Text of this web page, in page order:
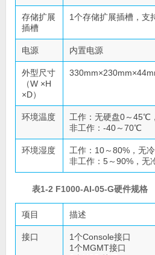
存储扩展
插槽
1个存储扩展插槽，支
电源 内置电源
外型尺寸
（W ×H
×D）
环境温度
工作：无硬盘0～45℃
非工作：-40～70℃
环境湿度
工作：10～80%，无
非工作：5～90%，无
表1-2 F1000-AI-05-G硬件规格
项目 描述
接口
1个Console接口
1个MGMT接口